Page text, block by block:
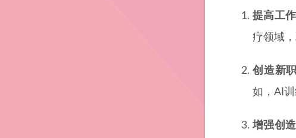
提高工
疗领域
创造新
如，AI
增强创